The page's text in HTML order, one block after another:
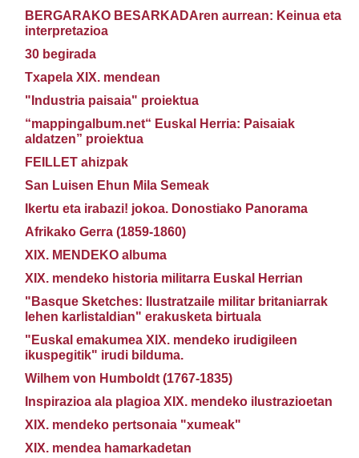
BERGARAKO BESARKADAren aurrean: Keinua eta
interpretazioa
30 begirada
Txapela XIX. mendean
"Industria paisaia" proiektua
“mappingalbum.net“ Euskal Herria: Paisaiak
aldatzen” proiektua
FEILLET ahizpak
San Luisen Ehun Mila Semeak
Ikertu eta irabazi! jokoa. Donostiako Panorama
Afrikako Gerra (1859-1860)
XIX. MENDEKO albuma
XIX. mendeko historia militarra Euskal Herrian
"Basque Sketches: Ilustratzaile militar britaniarrak
lehen karlistaldian" erakusketa birtuala
"Euskal emakumea XIX. mendeko irudigileen
ikuspegitik" irudi bilduma.
Wilhem von Humboldt (1767-1835)
Inspirazioa ala plagioa XIX. mendeko ilustrazioetan
XIX. mendeko pertsonaia "xumeak"
XIX. mendea hamarkadetan